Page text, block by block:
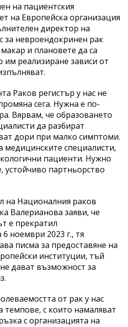
на пациентския
на Европейска организация
директор на
за невроендокринен рак
и плановете да са
им реализиране зависи от
Раков регистър у нас не
сега. Нужна е по-
Вярвам, че образоването
да разбират
дори при малко симптоми.
медицинските специалисти,
пациенти. Нужно
устойчиво партньорство
на Националния раков
Валерианова заяви, че
е прекратил
ноември 2023 г., тя
писма за предоставяне на
институции, тъй
дават възможност за
от рак у нас
темпове, с които намаляват
с организацията на